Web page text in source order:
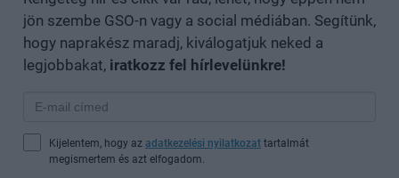
jön szembe GSO-n vagy a social médiában. Segítünk,
hogy naprakész maradj, kiválogatjuk neked a
legjobbakat, iratkozz fel hírlevelünkre!
Kijelentem, hogy az adatkezelési nyilatkozat tartalmát
megismertem és azt elfogadom.